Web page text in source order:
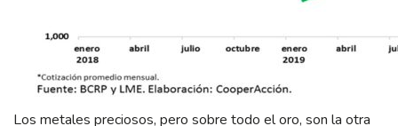
Los metales preciosos, pero sobre todo el oro, son la otra